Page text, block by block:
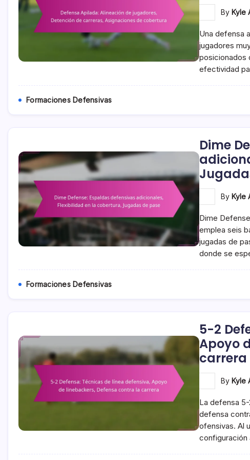
By Kyle
Una defensa
jugadores
posicionados
efectividad
Formaciones Defensivas
Dime
By Kyle
Dime
emplea seis
jugadas de
donde se
Formaciones Defensivas
5-2
Apoyo
carrera
By Kyle
La defensa
defensa
ofensivas. Al
configuración